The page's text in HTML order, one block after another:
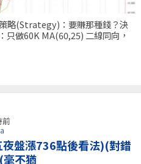
略(Strategy)：要賺那種錢？決
只做60K MA(60,25) 二線同向，
前
盤漲736點後看法)(對錯
不猶